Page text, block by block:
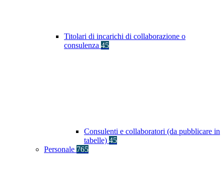
Titolari di incarichi di collaborazione o
consulenza 45
Consulenti e collaboratori (da pubblicare in
tabelle) 45
Personale 765